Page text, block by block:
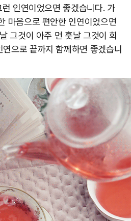
인연이었으면 좋겠습니다. 가
마음으로 편안한 인연이었으면
그것이 아주 먼 훗날 그것이 희
으로 끝까지 함께하면 좋겠습니